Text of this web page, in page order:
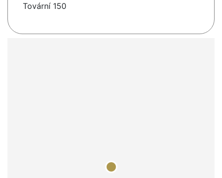
Tovární 150